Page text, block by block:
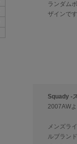
ランダム
ザインです
Squady -
2007AWよ
メンズラ
ルブランド